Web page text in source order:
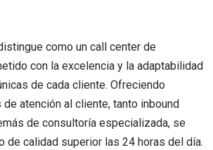
como un call center de
con la excelencia y la adaptabilidad
de cada cliente. Ofreciendo
atención al cliente, tanto inbound
de consultoría especializada, se
de calidad superior las 24 horas del día.